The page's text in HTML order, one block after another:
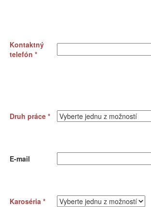
Kontaktný
telefón *
Druh práce *
E-mail
Karoséria *